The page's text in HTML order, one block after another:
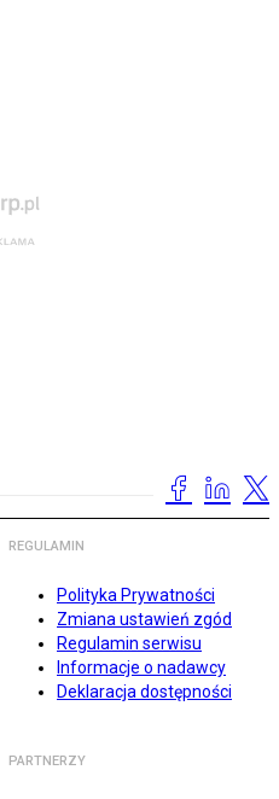
REGULAMIN
Polityka Prywatności
Zmiana ustawień zgód
Regulamin serwisu
Informacje o nadawcy
Deklaracja dostępności
PARTNERZY